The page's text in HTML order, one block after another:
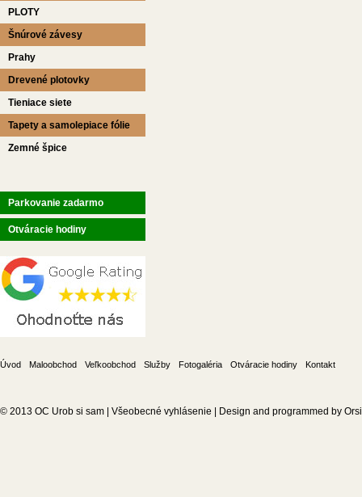
PLOTY
Šnúrové závesy
Prahy
Drevené plotovky
Tieniace siete
Tapety a samolepiace fólie
Zemné špice
Parkovanie zadarmo
Otváracie hodiny
Úvod Maloobchod Veľkoobchod Služby Fotogaléria Otváracie hodiny Kontakt
© 2013 OC Urob si sam Všeobecné vyhlásenie | Design and programmed by